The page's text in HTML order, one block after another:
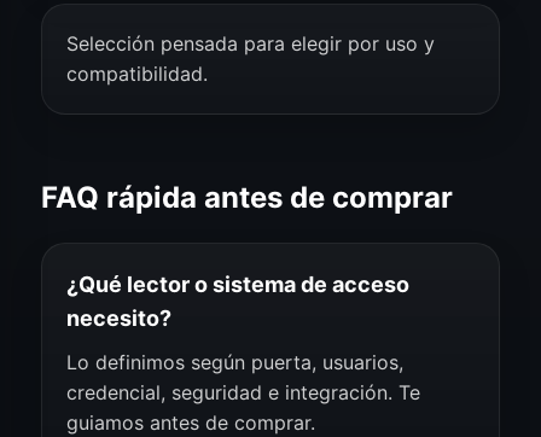
Selección pensada para elegir por uso y
compatibilidad.
FAQ rápida antes de comprar
¿Qué lector o sistema de acceso
necesito?
Lo definimos según puerta, usuarios,
credencial, seguridad e integración. Te
guiamos antes de comprar.